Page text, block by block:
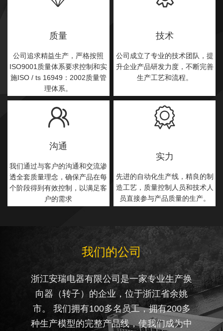
质量
公司追求精益生产，严格按照
ISO9001质量体系要求控制和实
施ISO / ts 16949：2002质量管
理体系。
技术
公司成立了专业的技术团队，提
升企业产品研发力度，不断完善
生产工艺和流程。
沟通
我们通过与客户的沟通和交流渗
透全套质量理念，确保产品在每
个阶段得到有效控制，以满足客
户的需求
实力
先进的自动化生产线，精良的制
造工艺，质量控制人员和技术人
员直接参与产品质量的生产。
我们的公司
浙江安瑞电器有限公司是一家专业生产换
向器（转子）的企业，位于浙江省余姚
市。 我们拥有100多名员工，拥有200多
种生产模型的完整产品线，使我们成为中